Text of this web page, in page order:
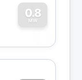
0.8
MW
0